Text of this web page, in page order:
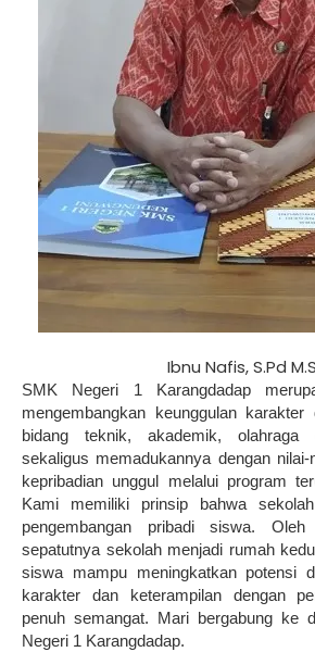
Ibnu Nafis, S.Pd
SMK Negeri 1 Karangdadap
mengembangkan keunggulan
bidang teknik, akademik, olahraga
sekaligus memadukannya dengan
kepribadian unggul melalui program
Kami memiliki prinsip bahwa
pengembangan pribadi siswa.
sepatutnya sekolah menjadi rumah
siswa mampu meningkatkan potensi
karakter dan keterampilan dengan
penuh semangat. Mari bergabung ke
Negeri 1 Karangdadap.